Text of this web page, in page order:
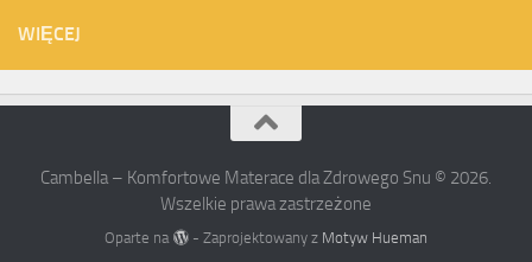
WIĘCEJ
Cambella – Komfortowe Materace dla Zdrowego Snu © 2026.
Wszelkie prawa zastrzeżone
Oparte na - Zaprojektowany z Motyw Hueman